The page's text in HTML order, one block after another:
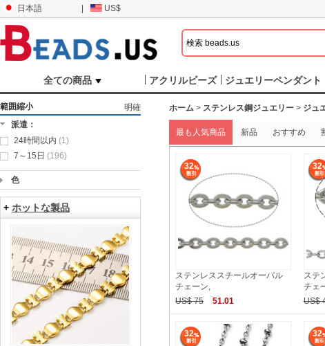
日本語 US$
全ての商品 アクリルビーズ ジュエリーペンダント
ホーム> ステンレス鋼ジュエリー> ジュ
最も人気商品 新品 おすすめ
32
ステンレススチールオーバル
チェーン,
US$ 75
51.01
32
ステ
チェ
US$
32 32
範囲縮小
明確
派遣：
24時間以内 (1)
7～15日 (196)
色
+ ホットな製品